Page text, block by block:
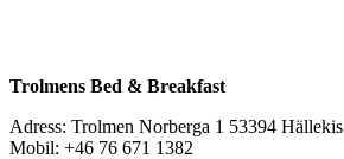
Trolmens Bed & Breakfast
Adress: Trolmen Norberga 1 53394 Hällekis
Mobil: +46 76 671 1382